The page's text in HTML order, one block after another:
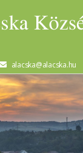
alacska@alacska.hu